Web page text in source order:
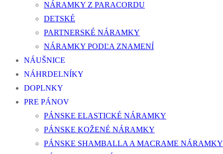
NÁRAMKY Z PARACORDU
DETSKÉ
PARTNERSKÉ NÁRAMKY
NÁRAMKY PODĽA ZNAMENÍ
NÁUŠNICE
NÁHRDELNÍKY
DOPLNKY
PRE PÁNOV
PÁNSKE ELASTICKÉ NÁRAMKY
PÁNSKE KOŽENÉ NÁRAMKY
PÁNSKE SHAMBALLA A MACRAME NÁRAMKY